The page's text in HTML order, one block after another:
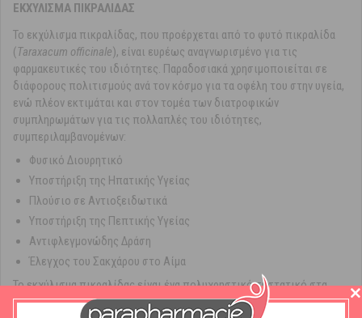
ΕΚΧΥΛΙΣΜΑ ΠΙΚΡΑΛΙΔΑΣ
Το εκχύλισμα πικραλίδας, που προέρχεται από το φυτό πικραλίδα
(Taraxacum officinale), είναι ευρέως αναγνωρισμένο για τις
φαρμακευτικές του ιδιότητες. Παραδοσιακά χρησιμοποιείται σε
διάφορους πολιτισμούς ανά τον κόσμο για τα οφέλη του στην υγεία,
ενώ πλέον εκτιμάται και στον τομέα των διατροφικών
συμπληρωμάτων για τις πολλαπλές του ιδιότητες,
συμπεριλαμβανομένων:
Φυσικό Διουρητικό
Υποστήριξη της Ηπατικής Υγείας
Πλούσιο σε Αντιοξειδωτικά
Υποστήριξη της Πεπτικής Υγείας
Αντιφλεγμονώδης Δράση
Έλεγχος του Σακχάρου στο Αίμα
Το εκχύλισμα πικραλίδας είναι ένα πολυχρηστικό συστατικό στα
διατροφικά συμπληρώματα, εκτιμώμενο για τις διουρητικές του